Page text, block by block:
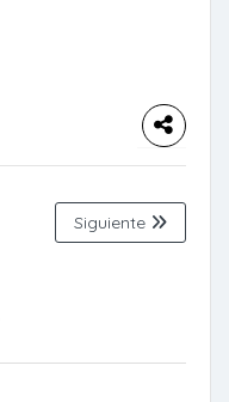
Siguiente